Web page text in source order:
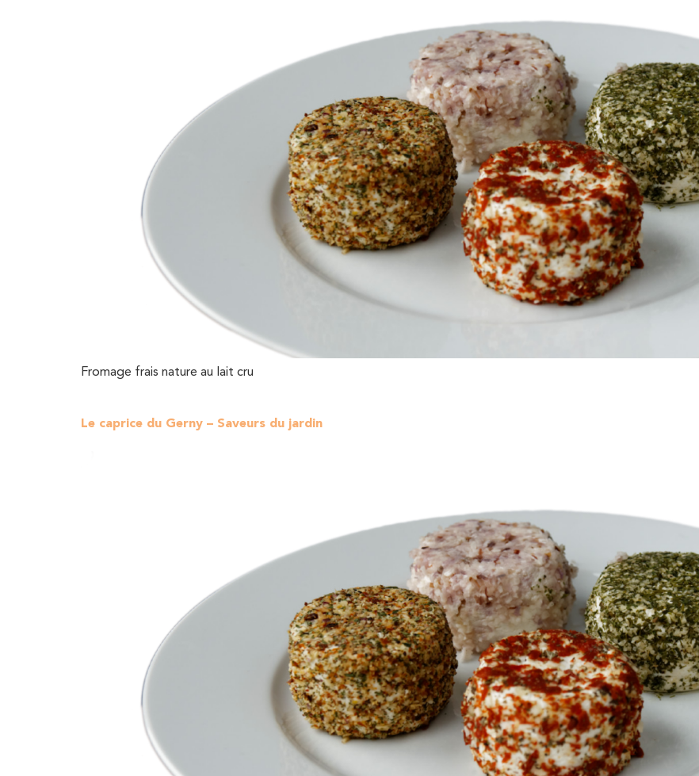
Fromage frais nature au lait cru
Le caprice du Gerny – Saveurs du jardin